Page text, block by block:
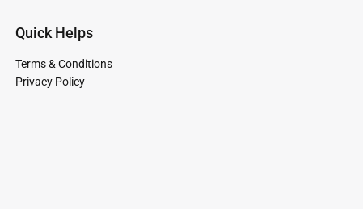
Quick Helps
Terms & Conditions
Privacy Policy